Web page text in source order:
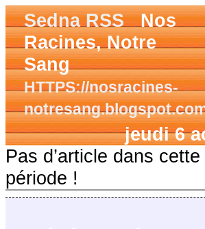
Sedna RSSNos
Racines, Notre
Sang
HTTPS://nosracines-
jeudi 6
Pas d’article dans cette
période !